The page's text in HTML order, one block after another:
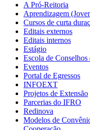
A Pró-Reitoria
Aprendizagem
Cursos de curta
Editais externos
Editais internos
Estágio
Escola de
Eventos
Portal de Egressos
INFOEXT
Projetos de Extensão
Parcerias do IFRO
Redinova
Modelos de